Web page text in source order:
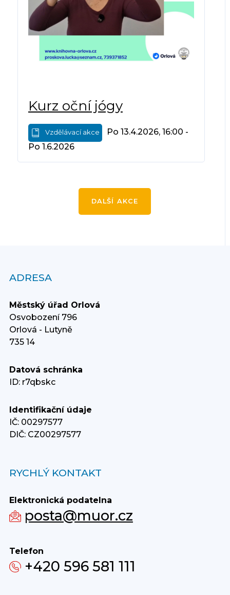
Kurz oční jógy
Vzdělávací akce
Po 13.4.2026, 16:00 -
Po 1.6.2026
DALŠÍ AKCE
ADRESA
Městský úřad Orlová
Osvobození 796
Orlová - Lutyně
735 14
Datová schránka
ID: r7qbskc
Identifikační údaje
IČ: 00297577
DIČ: CZ00297577
RYCHLÝ KONTAKT
Elektronická podatelna
posta@muor.cz
Telefon
+420 596 581 111